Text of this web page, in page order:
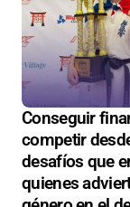
Conseguir
competir
desafíos que
quienes